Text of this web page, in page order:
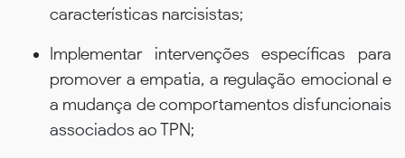
características narcisistas;
Implementar intervenções específicas para
promover a empatia, a regulação emocional e
a mudança de comportamentos disfuncionais
associados ao TPN;